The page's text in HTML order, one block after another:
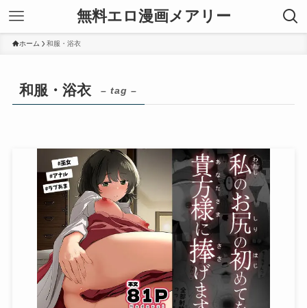
無料エロ漫画メアリー
ホーム 和服・浴衣
和服・浴衣 – tag –